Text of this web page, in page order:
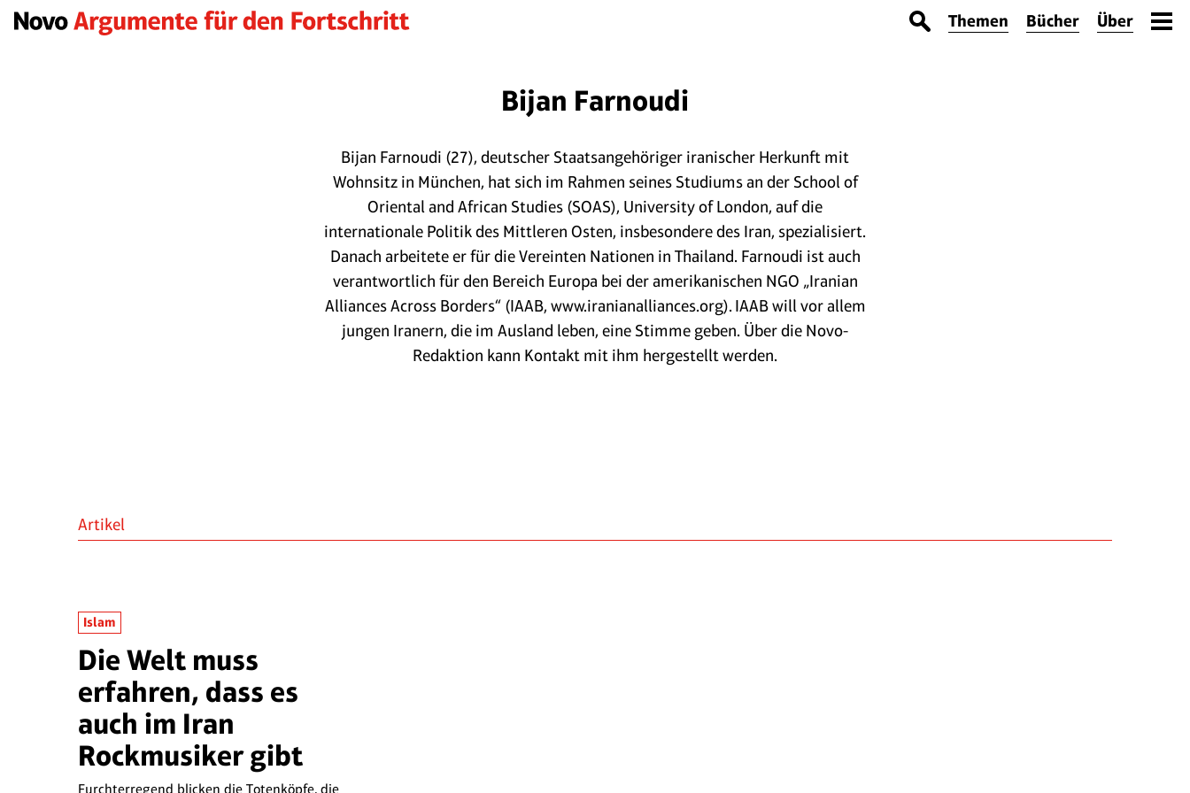
Themen Bücher Über
Bijan Farnoudi
Bijan Farnoudi (27), deutscher Staatsangehöriger iranischer Herkunft mit
Wohnsitz in München, hat sich im Rahmen seines Studiums an der School of
Oriental and African Studies (SOAS), University of London, auf die
internationale Politik des Mittleren Osten, insbesondere des Iran, spezialisiert.
Danach arbeitete er für die Vereinten Nationen in Thailand. Farnoudi ist auch
verantwortlich für den Bereich Europa bei der amerikanischen NGO „Iranian
Alliances Across Borders“ (IAAB, www.iranianalliances.org). IAAB will vor allem
jungen Iranern, die im Ausland leben, eine Stimme geben. Über die Novo-
Redaktion kann Kontakt mit ihm hergestellt werden.
Artikel
Islam
Die Welt muss
erfahren, dass es
auch im Iran
Rockmusiker gibt
Furchterregend blicken die Totenköpfe, die